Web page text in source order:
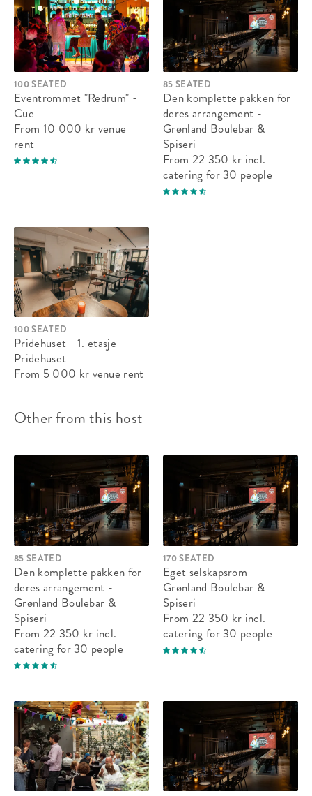
100 SEATED
Eventrommet "Redrum" -
Cue
From 10 000 kr venue
rent
85 SEATED
Den komplette pakken for
deres arrangement -
Grønland Boulebar &
Spiseri
From 22 350 kr incl.
catering for 30 people
100 SEATED
Pridehuset - 1. etasje -
Pridehuset
From 5 000 kr venue rent
Other from this host
85 SEATED
Den komplette pakken for
deres arrangement -
Grønland Boulebar &
Spiseri
From 22 350 kr incl.
catering for 30 people
170 SEATED
Eget selskapsrom -
Grønland Boulebar &
Spiseri
From 22 350 kr incl.
catering for 30 people